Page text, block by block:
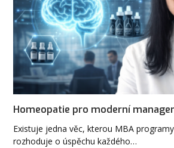
Homeopatie pro moderní
Existuje jedna věc, kterou MBA
rozhoduje o úspěchu každého…